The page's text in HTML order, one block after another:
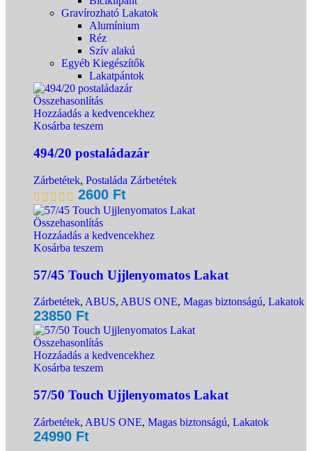
Gravírozható Lakatok
Alumínium
Réz
Szív alakú
Egyéb Kiegészítők
Lakatpántok
Összehasonlítás
Hozzáadás a kedvencekhez
Kosárba teszem
494/20 postaládazár
Zárbetétek, Postaláda Zárbetétek
2600 Ft
Összehasonlítás
Hozzáadás a kedvencekhez
Kosárba teszem
57/45 Touch Ujjlenyomatos Lakat
Zárbetétek, ABUS, ABUS ONE, Magas biztonságú, Lakatok
23850 Ft
Összehasonlítás
Hozzáadás a kedvencekhez
Kosárba teszem
57/50 Touch Ujjlenyomatos Lakat
Zárbetétek, ABUS ONE, Magas biztonságú, Lakatok
24990 Ft